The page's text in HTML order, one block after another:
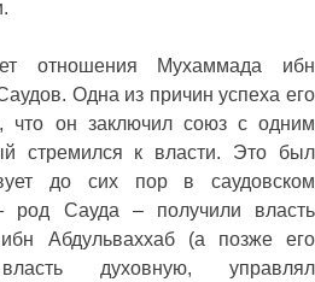
отношения Мухаммада ибн
Одна из причин успеха его
что он заключил союз с одним
стремился к власти. Это был
до сих пор в саудовском
род Сауда – получили власть
Абдульваххаб (а позже его
духовную, управлял